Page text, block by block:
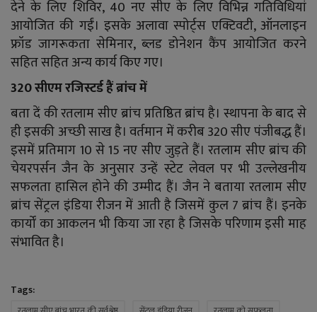
देने के लिए शिविर, 40 नए सीए के लिए विभिन्न गतिविधियां
आयोजित की गईं। इसके अलावा स्पोर्ट्स एक्टिवटी, ऑनलाइन
फ्रॉड जागरूकता सेमिनार, ब्लड डोनेशन कैंप आयोजित करने
सहित सहित अन्य कार्य किए गए।
320 सीएम रजिस्टर्ड हैं ब्रांच में
बता दें की रतलाम सीए ब्रांच प्रतिष्ठित ब्रांच है। स्थापना के बाद से
ही इसकी अच्छी साख है। वर्तमान में करीब 320 सीए पंजीबद्ध हैं।
इसमें प्रतिमाग 10 से 15 नए सीए जुड़ते हैं। रतलाम सीए ब्रांच की
चेयरपर्सन जैन के अनुसार उन्हें स्टेट लेवल पर भी उल्लेखनीय
सफलता हासिल होने की उम्मीद हैं। जैन ने बताया रतलाम सीए
ब्रांच सेंट्रल इंडिया रीजन में आती है जिसमें कुल 7 ब्रांच हैं। इनके
कार्यों का आकलन भी किया जा रहा है जिसके परिणाम इसी माह
संभावित है।
Tags: